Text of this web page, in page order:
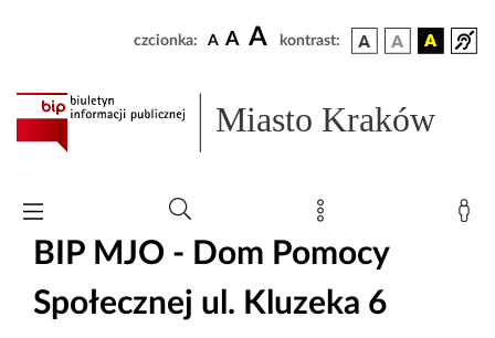
czcionka: A A A kontrast:
Miasto Kraków
BIP MJO - Dom Pomocy
Społecznej ul. Kluzeka 6